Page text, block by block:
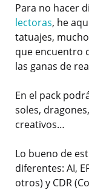
Para no hacer
lectoras, he
tatuajes,
que encuentro
las ganas de
En el pack
soles,
creativos…
Lo bueno de
diferentes: AI,
otros) y CDR